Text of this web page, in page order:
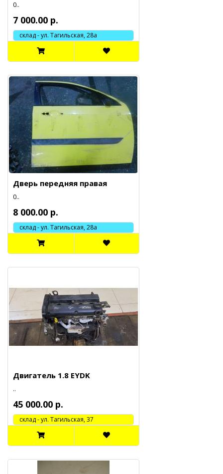
0..
7 000.00 р.
склад - ул. Тагильская, 28а
Дверь передняя правая
0..
8 000.00 р.
склад - ул. Тагильская, 28а
Двигатель 1.8 EYDK
..
45 000.00 р.
cклад - ул. Тагильская, 37